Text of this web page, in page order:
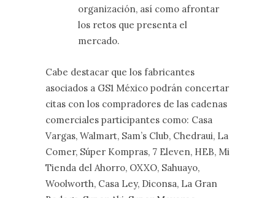
organización, así como afrontar
los retos que presenta el
mercado.
Cabe destacar que los fabricantes
asociados a GS1 México podrán concertar
citas con los compradores de las cadenas
comerciales participantes como: Casa
Vargas, Walmart, Sam’s Club, Chedraui, La
Comer, Súper Kompras, 7 Eleven, HEB, Mi
Tienda del Ahorro, OXXO, Sahuayo,
Woolworth, Casa Ley, Diconsa, La Gran